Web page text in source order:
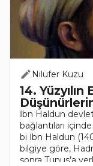
Nilüfer Kuzu
14. Yüzyılın
İbn Haldun
bağlantıları
bi İbn Haldun
bilgiye göre,
sonra Tunus’a